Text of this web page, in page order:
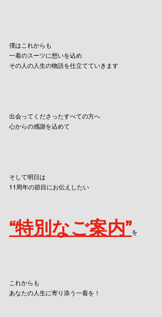
僕はこれからも
一着のスーツに想いを込め
その人の人生の物語を仕立てていきます
出会ってくださったすべての方へ
心からの感謝を込めて
そして明日は
11周年の節目にお伝えしたい
“特別なご案内”を
これからも
あなたの人生に寄り添う一着を！